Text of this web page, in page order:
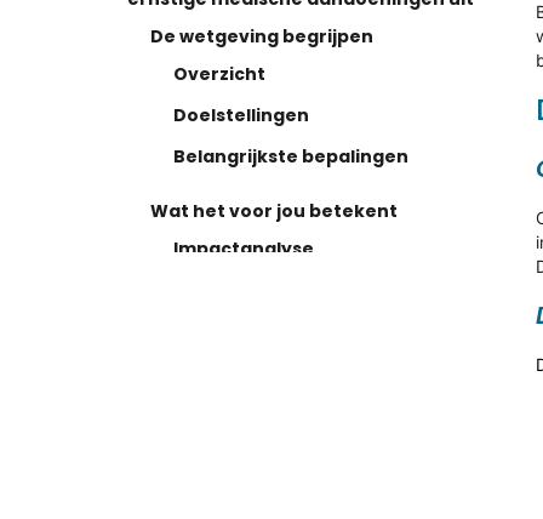
De wetgeving begrijpen
Overzicht
Doelstellingen
Belangrijkste bepalingen
Wat het voor jou betekent
Impactanalyse